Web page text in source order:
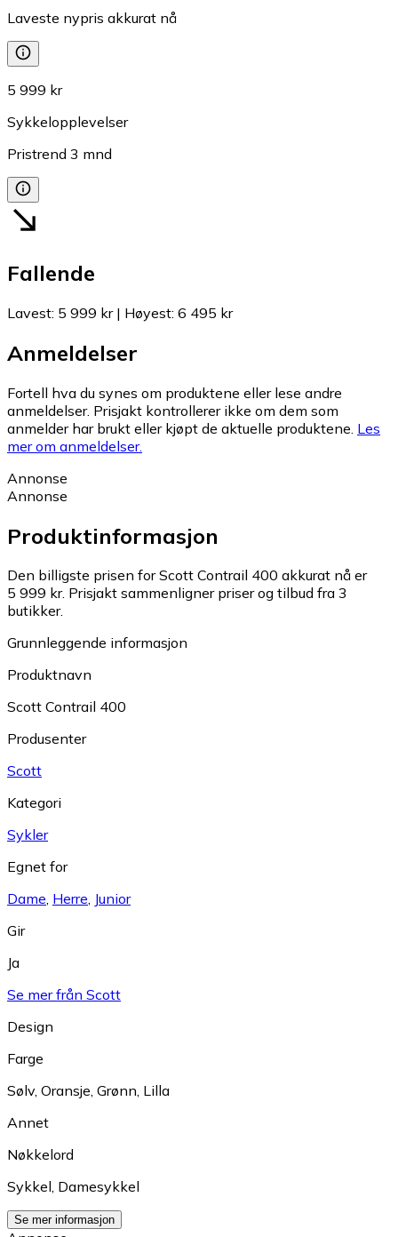
Laveste nypris akkurat nå
5 999 kr
Sykkelopplevelser
Pristrend 3 mnd
Fallende
Lavest: 5 999 kr| Høyest: 6 495 kr
Anmeldelser
Fortell hva du synes om produktene eller lese andre
anmeldelser. Prisjakt kontrollerer ikke om dem som
anmelder har brukt eller kjøpt de aktuelle produktene. Les
mer om anmeldelser.
Annonse
Annonse
Produktinformasjon
Den billigste prisen for Scott Contrail 400 akkurat nå er
5 999 kr. Prisjakt sammenligner priser og tilbud fra 3
butikker.
Grunnleggende informasjon
Produktnavn
Scott Contrail 400
Produsenter
Scott
Kategori
Sykler
Egnet for
Dame, Herre, Junior
Gir
Ja
Se mer från Scott
Design
Farge
Sølv, Oransje, Grønn, Lilla
Annet
Nøkkelord
Sykkel, Damesykkel
Se mer informasjon